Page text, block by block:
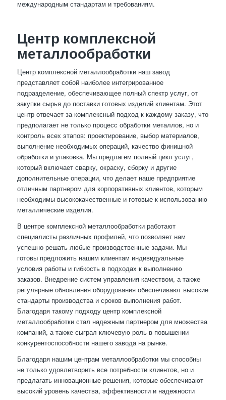
международным стандартам и требованиям.
Центр комплексной
металлообработки
Центр комплексной металлообработки наш завод
представляет собой наиболее интегрированное
подразделение, обеспечивающее полный спектр услуг, от
закупки сырья до поставки готовых изделий клиентам. Этот
центр отвечает за комплексный подход к каждому заказу, что
предполагает не только процесс обработки металлов, но и
контроль всех этапов: проектирование, выбор материалов,
выполнение необходимых операций, качество финишной
обработки и упаковка. Мы предлагем полный цикл услуг,
который включает сварку, окраску, сборку и другие
дополнительные операции, что делает наше предприятие
отличным партнером для корпоративных клиентов, которым
необходимы высококачественные и готовые к использованию
металлические изделия.
В центре комплексной металлообработки работают
специалисты различных профилей, что позволяет нам
успешно решать любые производственные задачи. Мы
готовы предложить нашим клиентам индивидуальные
условия работы и гибкость в подходах к выполнению
заказов. Внедрение систем управления качеством, а также
регулярные обновления оборудования обеспечивают высокие
стандарты производства и сроков выполнения работ.
Благодаря такому подходу центр комплексной
металлообработки стал надежным партнером для множества
компаний, а также сыграл ключевую роль в повышении
конкурентоспособности нашего завода на рынке.
Благодаря нашим центрам металлообработки мы способны
не только удовлетворить все потребности клиентов, но и
предлагать инновационные решения, которые обеспечивают
высокий уровень качества, эффективности и надежности